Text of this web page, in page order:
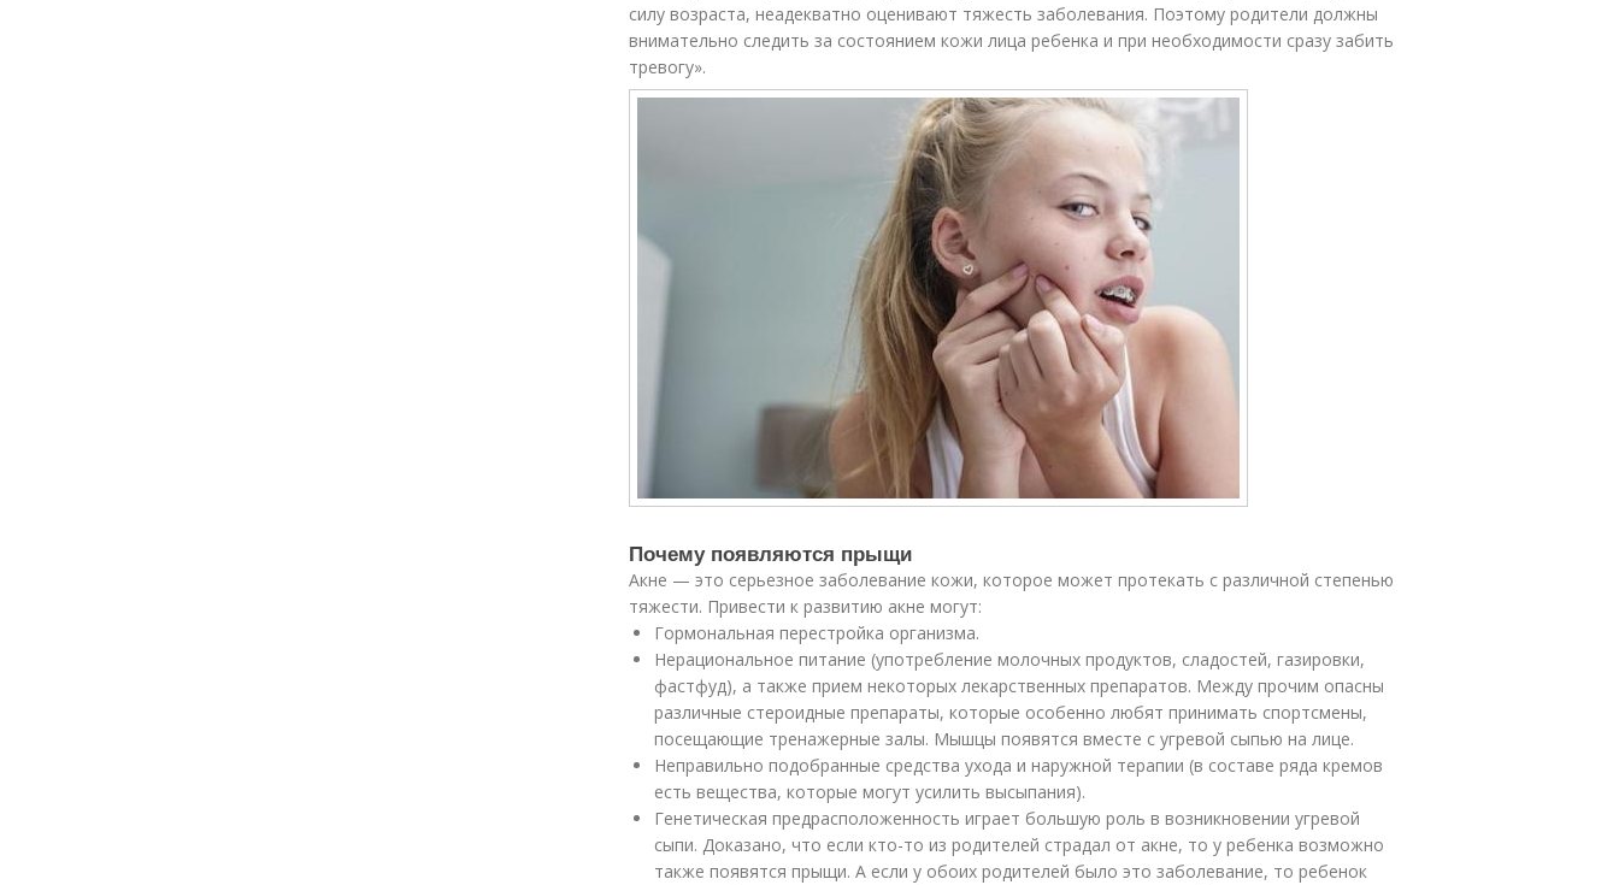
силу возраста, неадекватно оценивают тяжесть заболевания. Поэтому родители должны
внимательно следить за состоянием кожи лица ребенка и при необходимости сразу забить
тревогу».
Почему появляются прыщи
Акне — это серьезное заболевание кожи, которое может протекать с различной степенью
тяжести. Привести к развитию акне могут:
Гормональная перестройка организма.
Нерациональное питание (употребление молочных продуктов, сладостей, газировки,
фастфуд), а также прием некоторых лекарственных препаратов. Между прочим опасны
различные стероидные препараты, которые особенно любят принимать спортсмены,
посещающие тренажерные залы. Мышцы появятся вместе с угревой сыпью на лице.
Неправильно подобранные средства ухода и наружной терапии (в составе ряда кремов
есть вещества, которые могут усилить высыпания).
Генетическая предрасположенность играет большую роль в возникновении угревой
сыпи. Доказано, что если кто-то из родителей страдал от акне, то у ребенка возможно
также появятся прыщи. А если у обоих родителей было это заболевание, то ребенок